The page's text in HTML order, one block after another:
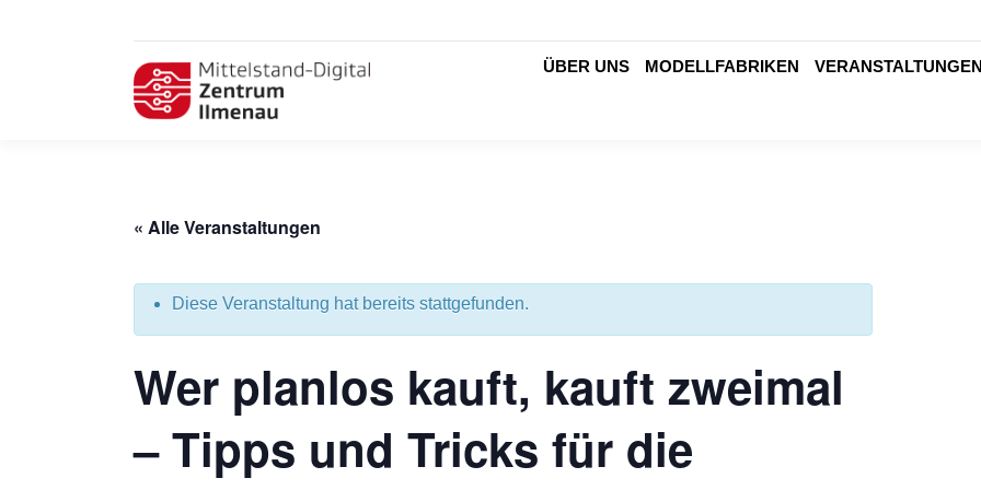
ÜBER UNS MODELLFABRIKEN VERANSTALTUNGEN
« Alle Veranstaltungen
Diese Veranstaltung hat bereits stattgefunden.
Wer planlos kauft, kauft zweimal
– Tipps und Tricks für die